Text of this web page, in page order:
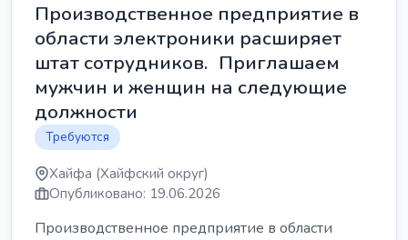
Производственное предприятие в
области электроники расширяет
штат сотрудников. Приглашаем
мужчин и женщин на следующие
должности
Требуются
Хайфа (Хайфский округ)
Опубликовано: 19.06.2026
Производственное предприятие в области